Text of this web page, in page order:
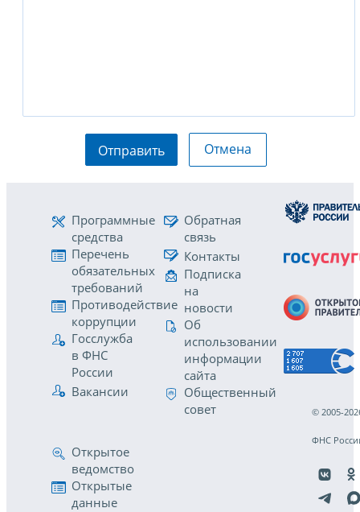
Отправить Отмена
Программные
средства
Перечень
обязательных
требований
Противодействие
коррупции
Госслужба
в ФНС
России
Вакансии
Обратная
связь
Контакты
Подписка
на
новости
Об
использовании
информации
сайта
Общественный
совет
Открытое
ведомство
Открытые
данные
© 2005-
ФНС